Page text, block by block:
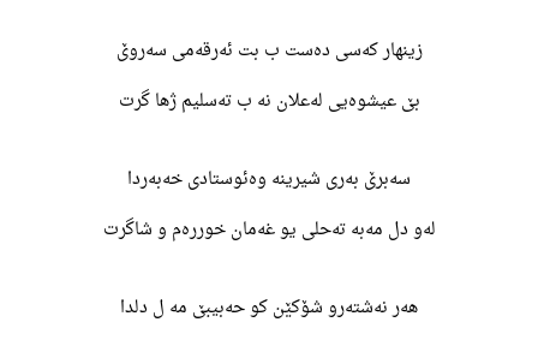
زینهار کەسی دەست ب بت ئەرقەمی سەروێ
بێ عیشوەیی لەعلان نە ب تەسلیم ژها گرت
سەبرێ بەری شیرینە وەئوستادی خەبەردا
لەو دل مەبە تەحلی یو غەمان خوررەم و شاگرت
هەر نەشتەرو شۆکێن کو حەبیبێ مە ل دلدا